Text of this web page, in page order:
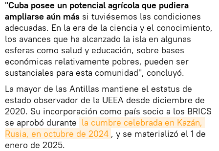
"Cuba posee un potencial agrícola que pudiera
ampliarse aún más si tuviésemos las condiciones
adecuadas. En la era de la ciencia y el conocimiento,
los avances que ha alcanzado la isla en algunas
esferas como salud y educación, sobre bases
económicas relativamente pobres, pueden ser
sustanciales para esta comunidad", concluyó.
La mayor de las Antillas mantiene el estatus de
estado observador de la UEEA desde diciembre de
2020. Su incorporación como país socio a los BRICS
se aprobó durante la cumbre celebrada en Kazán,
Rusia, en octubre de 2024 , y se materializó el 1 de
enero de 2025.